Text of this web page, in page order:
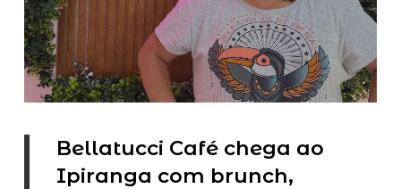
Bellatucci Café chega ao
Ipiranga com brunch,